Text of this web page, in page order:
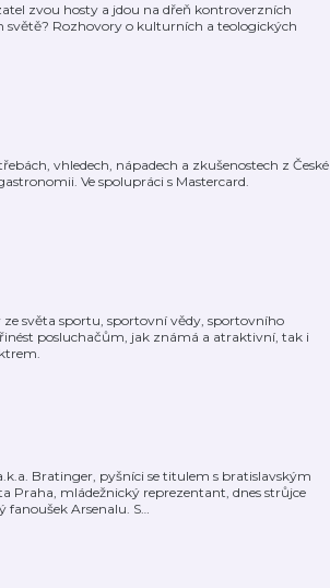
zvou hosty a jdou na dřeň kontroverzních
Rozhovory o kulturních a teologických
vhledech, nápadech a zkušenostech z České
Ve spolupráci s Mastercard.
světa sportu, sportovní vědy, sportovního
posluchačům, jak známá a atraktivní, tak i
Bratinger, pyšníci se titulem s bratislavským
Praha, mládežnický reprezentant, dnes strůjce
fanoušek Arsenalu. S…